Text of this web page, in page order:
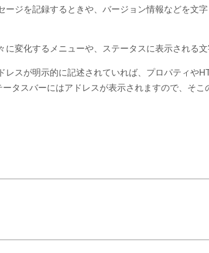
ジを記録するときや、バージョン情報などを文
変化するメニューや、ステータスに表示される文
スが明示的に記述されていれば、プロパティや
タスバーにはアドレスが表示されますので、そこ